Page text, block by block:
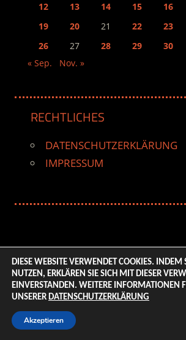
12
13 14 15 16
19
20 21 22 23
26
27 28 29 30
« Sep.
Nov. »
RECHTLICHES
DATENSCHUTZERKLÄRUNG
IMPRESSUM
© 2026 ENTERTAINMENT BASE – Life
All Rights Reserved. | Based on
DIESE WEBSITE VERWENDET COOKIES. INDEM
NUTZEN, ERKLÄREN SIE SICH MIT DIESER
EINVERSTANDEN. WEITERE INFORMATIONEN
UNSERER DATENSCHUTZERKLÄRUNG
Akzeptieren